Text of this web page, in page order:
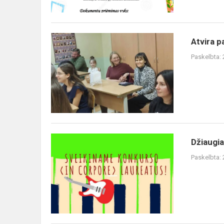
Atvira
pamoka
Atvira
Paskelbta:
didžiuojamės
mokyklos
laureatais!
Paskelbta: